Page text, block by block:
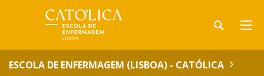
ESCOLA DE ENFERMAGEM (LISBOA) - CATÓLICA